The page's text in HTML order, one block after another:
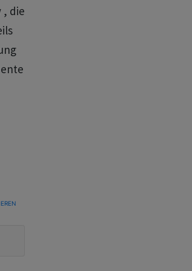
, die
ZU WERDEN, WENN NEUE KOMMENTARE VERÖFFENTLICHT